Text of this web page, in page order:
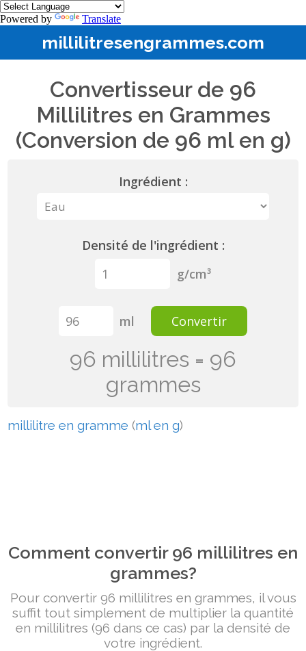
Powered by Translate
millilitresengrammes.com
Convertisseur de 96
Millilitres en Grammes
(Conversion de 96 ml en g)
Ingrédient :
Densité de l'ingrédient :
g/cm³
ml Convertir
96 millilitres = 96
grammes
millilitre en gramme (ml en g)
Comment convertir 96 millilitres en
grammes?
Pour convertir 96 millilitres en grammes, il vous
suffit tout simplement de multiplier la quantité
en millilitres (96 dans ce cas) par la densité de
votre ingrédient.